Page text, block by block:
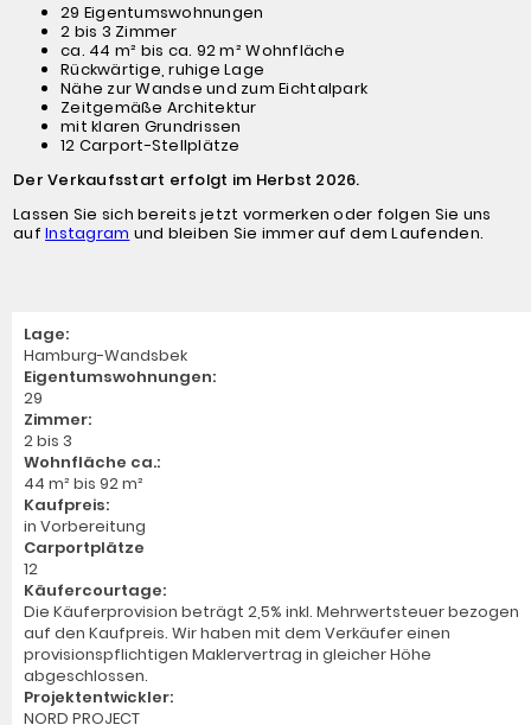
29 Eigentumswohnungen
2 bis 3 Zimmer
ca. 44 m² bis ca. 92 m² Wohnfläche
Rückwärtige, ruhige Lage
Nähe zur Wandse und zum Eichtalpark
Zeitgemäße Architektur
mit klaren Grundrissen
12 Carport-Stellplätze
Der Verkaufsstart erfolgt im Herbst 2026.
Lassen Sie sich bereits jetzt vormerken oder folgen Sie uns
aufInstagram und bleiben Sie immer auf dem Laufenden.
Lage:
Hamburg-Wandsbek
Eigentumswohnungen:
29
Zimmer:
2 bis 3
Wohnfläche ca.:
44 m² bis 92 m²
Kaufpreis:
in Vorbereitung
Carportplätze
12
Käufercourtage:
Die Käuferprovision beträgt 2,5% inkl. Mehrwertsteuer bezogen
auf den Kaufpreis. Wir haben mit dem Verkäufer einen
provisionspflichtigen Maklervertrag in gleicher Höhe
abgeschlossen.
Projektentwickler:
NORD PROJECT